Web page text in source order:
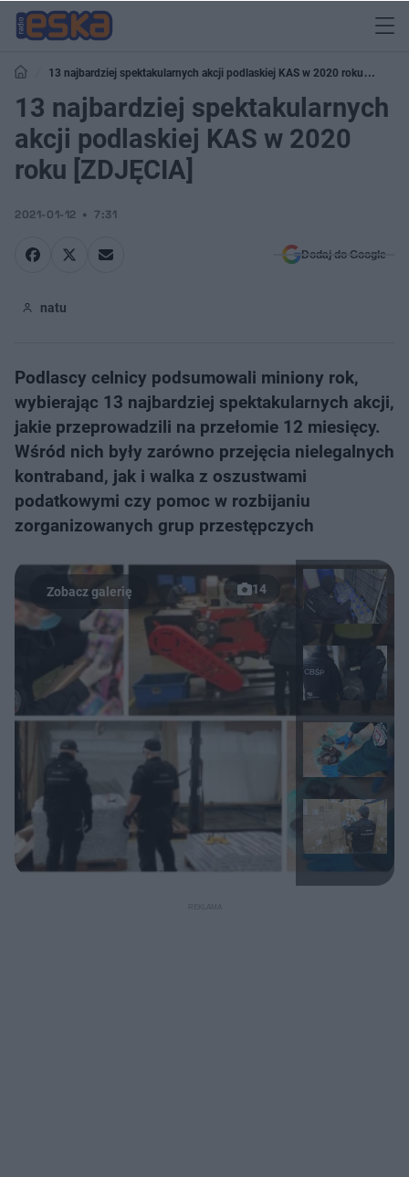
13 najbardziej spektakularnych akcji podlaskiej KAS w 2020 roku
[ZDJĘCIA]
13 najbardziej spektakularnych
akcji podlaskiej KAS w 2020
roku [ZDJĘCIA]
2021-01-12 7:31
Dodaj do Google
natu
Podlascy celnicy podsumowali miniony rok,
wybierając 13 najbardziej spektakularnych akcji,
jakie przeprowadzili na przełomie 12 miesięcy.
Wśród nich były zarówno przejęcia nielegalnych
kontraband, jak i walka z oszustwami
podatkowymi czy pomoc w rozbijaniu
zorganizowanych grup przestępczych
14